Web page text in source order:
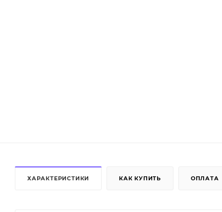
ХАРАКТЕРИСТИКИ КАК КУПИТЬ ОПЛАТА